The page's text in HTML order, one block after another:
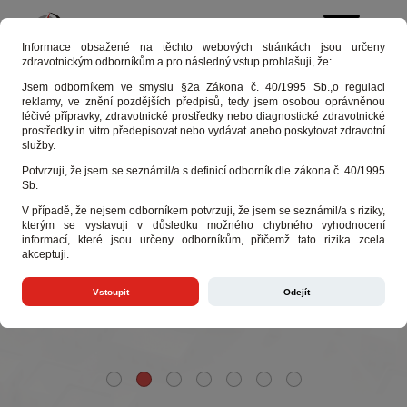
MDEX
MEDICAL DATA
EXCHANGE
Informace obsažené na těchto webových stránkách jsou určeny
zdravotnickým odborníkům a pro následný vstup prohlašuji, že:
Jsem odborníkem ve smyslu §2a Zákona č. 40/1995 Sb.,o regulaci
reklamy, ve znění pozdějších předpisů, tedy jsem osobou oprávněnou
léčivé přípravky, zdravotnické prostředky nebo diagnostické zdravotnické
prostředky in vitro předepisovat nebo vydávat anebo poskytovat zdravotní
služby.
Potvrzuji, že jsem se seznámil/a s definicí odborník dle zákona č. 40/1995
Sb.
V případě, že nejsem odborníkem potvrzuji, že jsem se seznámil/a s riziky,
kterým se vystavuji v důsledku možného chybného vyhodnocení
informací, které jsou určeny odborníkům, přičemž tato rizika zcela
akceptuji.
Vstoupit Odejít